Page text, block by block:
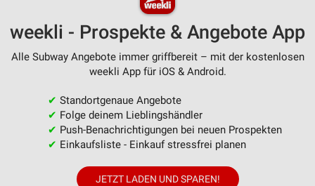
weekli - Prospekte & Angebote App
Alle Subway Angebote immer griffbereit – mit der kostenlosen
weekli App für iOS & Android.
✔ Standortgenaue Angebote
✔ Folge deinem Lieblingshändler
✔ Push-Benachrichtigungen bei neuen Prospekten
✔ Einkaufsliste - Einkauf stressfrei planen
JETZT LADEN UND SPAREN!